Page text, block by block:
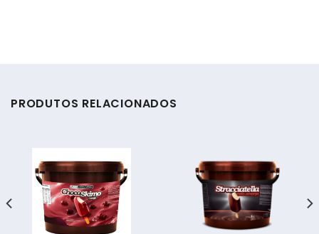
PRODUTOS RELACIONADOS